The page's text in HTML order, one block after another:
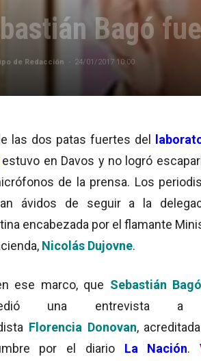
Bagó
de Redacción - 24/01/2017 10:00
las dos patas fuertes del
estuvo en Davos y no logró
de la prensa. Los
ávidos de seguir a la
encabezada por el flamante
Nicolás Dujovne.
ese marco, que Sebastián Bagó
una entrevista a
Florencia Donovan,
por el diarioLa Nación.